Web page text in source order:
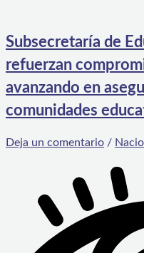
Subsecretaría de
refuerzan
avanzando en
comunidades
Deja un comentario /